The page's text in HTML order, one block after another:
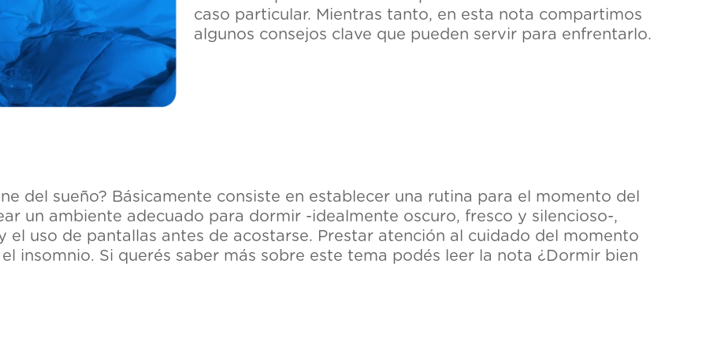
caso particular. Mientras tanto, en esta nota compartimos
algunos consejos clave que pueden servir para enfrentarlo.
del sueño? Básicamente consiste en establecer una rutina para el momento del
un ambiente adecuado para dormir -idealmente oscuro, fresco y silencioso-,
uso de pantallas antes de acostarse. Prestar atención al cuidado del momento
insomnio. Si querés saber más sobre este tema podés leer la nota ¿Dormir bien